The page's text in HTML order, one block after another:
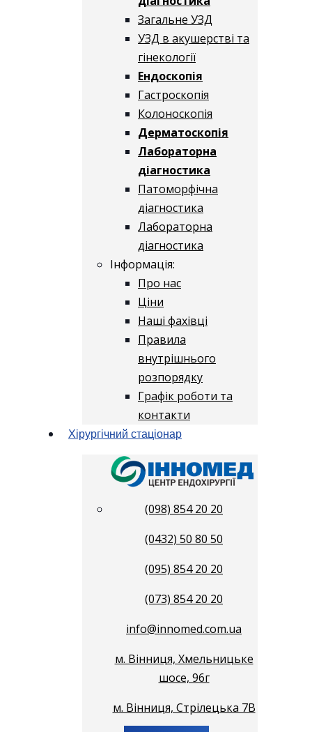
Загальне УЗД
УЗД в акушерстві та
гінекології
Ендоскопія
Гастроскопія
Колоноскопія
Дерматоскопія
Лабораторна
діагностика
Патоморфічна
діагностика
Лабораторна
діагностика
Інформація:
Про нас
Ціни
Наші фахівці
Правила
внутрішнього
розпорядку
Графік роботи та
контакти
Хірургічний стаціонар
(098) 854 20 20
(0432) 50 80 50
(095) 854 20 20
(073) 854 20 20
info@innomed.com.ua
м. Вінниця, Хмельницьке
шосе, 96г
м. Вінниця, Стрілецька 7В